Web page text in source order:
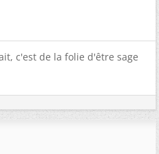
c'est de la folie d'être sage